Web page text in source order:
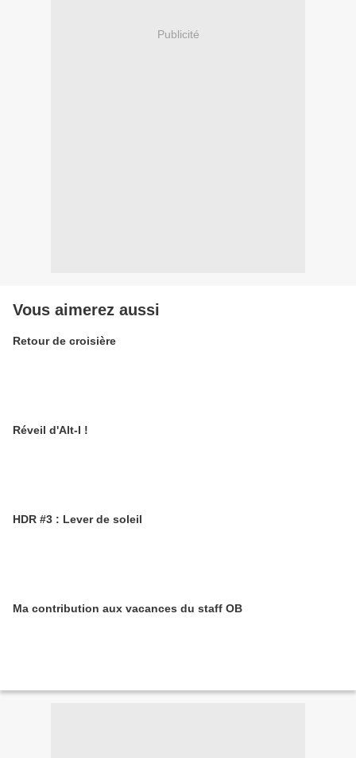
Publicité
Vous aimerez aussi
Retour de croisière
Réveil d'Alt-I !
HDR #3 : Lever de soleil
Ma contribution aux vacances du staff OB